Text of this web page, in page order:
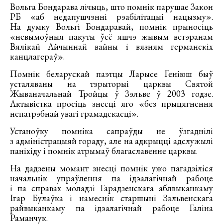
Вольга Бондарава лічыць, што помнік парушае Закон
РБ «аб недапушчэнні рэабілітацыі нацызму».
На думку Вольгі Бондаравай, помнік прыносіць
«невымоўныя пакуты ўсё яшчэ жывым ветэранам
Вялікай Айчыннай вайны і вязням германскіх
канцлагераў».
Помнік беларускай паэтцы Ларысе Геніюш быў
усталяваны на тэрыторыі царквы Святой
Жываначальнай Тройцы ў Зэльве ў 2003 годзе.
Актывістка просіць знесці яго «без прыцягнення
непатрэбнай увагі грамадскасці».
Устаноўку помніка сапраўды не ўзгаднілі
з адміністрацыяй гораду, але на адкрыцці адслужылі
паніхіду і помнік атрымаў благаславенне царквы.
На дадзены момант знесці помнік ужо пагадзіліся
начальнік упраўлення па ідэалагічнай рабоце
і па справах моладзі Гарадзенскага аблвыканкаму
Ігар Булаўка і намеснік старшыні Зэльвенскага
райвыканкаму па ідэалагічнай рабоце Галіна
Раманчук.